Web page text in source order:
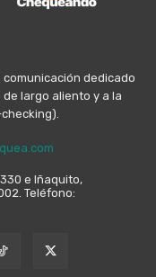
comunicación dedicado
largo aliento y a la
e Iñaquito,
Teléfono: